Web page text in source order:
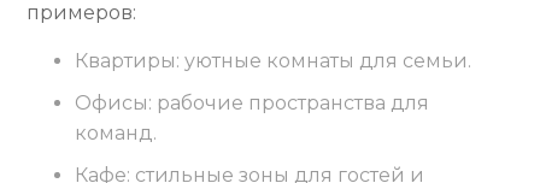
примеров:
Квартиры: уютные комнаты для семьи.
Офисы: рабочие пространства для
команд.
Кафе: стильные зоны для гостей и